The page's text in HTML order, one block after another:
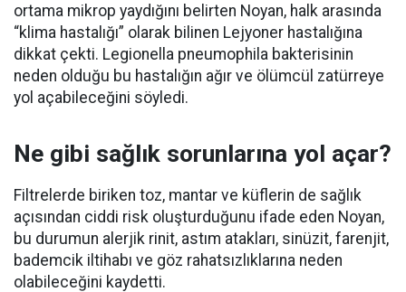
ortama mikrop yaydığını belirten Noyan, halk arasında
“klima hastalığı” olarak bilinen Lejyoner hastalığına
dikkat çekti. Legionella pneumophila bakterisinin
neden olduğu bu hastalığın ağır ve ölümcül zatürreye
yol açabileceğini söyledi.
Ne gibi sağlık sorunlarına yol açar?
Filtrelerde biriken toz, mantar ve küflerin de sağlık
açısından ciddi risk oluşturduğunu ifade eden Noyan,
bu durumun alerjik rinit, astım atakları, sinüzit, farenjit,
bademcik iltihabı ve göz rahatsızlıklarına neden
olabileceğini kaydetti.